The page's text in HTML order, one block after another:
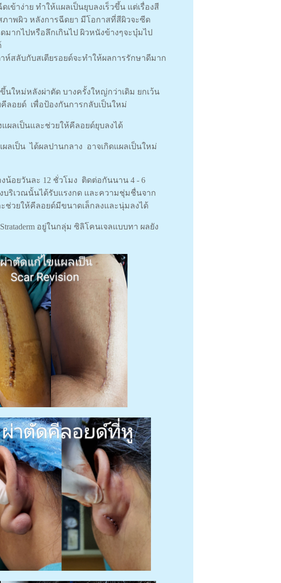
ข้าง่าย ทำให้แผลเป็นยุบลงเร็วขึ้น แต่เรื่องสี
าพผิว หลังการฉีดยา มีโอกาสที่สีผิวจะซีด
มากไปหรือลึกเกินไป ผิวหนังข้างๆจะบุ๋มไป
ห์สลับกับสเตียรอยด์จะทำให้ผลการรักษาดีมาก
นใหม่หลังผ่าตัด บางครั้งใหญ่กว่าเดิม ยกเว้น
ลอยด์ เพื่อป้องกันการกลับเป็นใหม่
แผลเป็นและช่วยให้คีลอยด์ยุบลงได้
ผลเป็น ได้ผลปานกลาง อาจเกิดแผลเป็นใหม่
น้อยวันละ 12 ชั่วโมง ติดต่อกันนาน 4 - 6
บริเวณนั้นได้รับแรงกด และความชุ่มชื่นจาก
ะช่วยให้คีลอยด์มีขนาดเล็กลงและนุ่มลงได้
อยู่ในกลุ่ม ซิลิโคนเจลแบบทา ผลยัง